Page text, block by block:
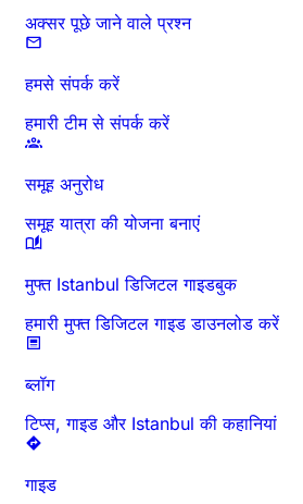
अक्सर पूछे जाने वाले प्रश्न
हमसे संपर्क करें
हमारी टीम से संपर्क करें
समूह अनुरोध
समूह यात्रा की योजना बनाएं
मुफ्त Istanbul डिजिटल गाइडबुक
हमारी मुफ्त डिजिटल गाइड डाउनलोड करें
ब्लॉग
टिप्स, गाइड और Istanbul की कहानियां
गाइड